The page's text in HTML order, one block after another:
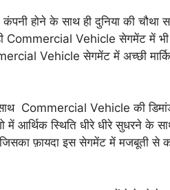
होने के साथ ही दुनिया की चौथा
Commercial Vehicle सेगमेंट में
Vehicle सेगमेंट में अच्छी
Commercial Vehicle की
में आर्थिक स्थिति धीरे धीरे सुधरने के
फ़ायदा इस सेगमेंट में मजबूती से